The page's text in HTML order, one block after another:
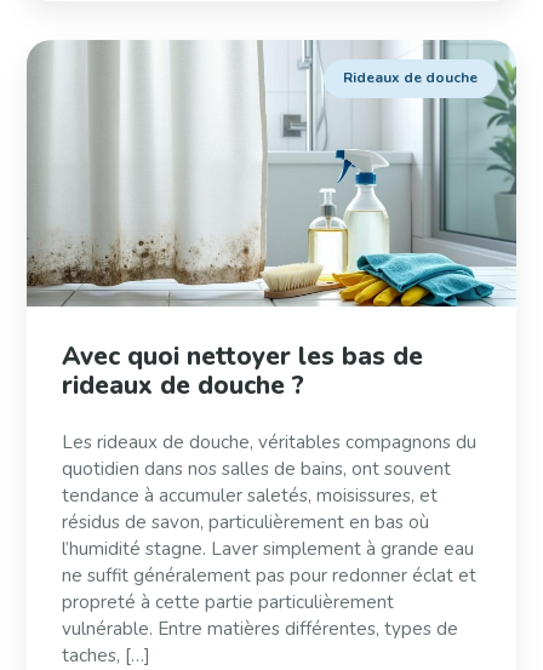
Rideaux de douche
Avec quoi nettoyer les bas de
rideaux de douche ?
Les rideaux de douche, véritables compagnons du
quotidien dans nos salles de bains, ont souvent
tendance à accumuler saletés, moisissures, et
résidus de savon, particulièrement en bas où
l’humidité stagne. Laver simplement à grande eau
ne suffit généralement pas pour redonner éclat et
propreté à cette partie particulièrement
vulnérable. Entre matières différentes, types de
taches, […]